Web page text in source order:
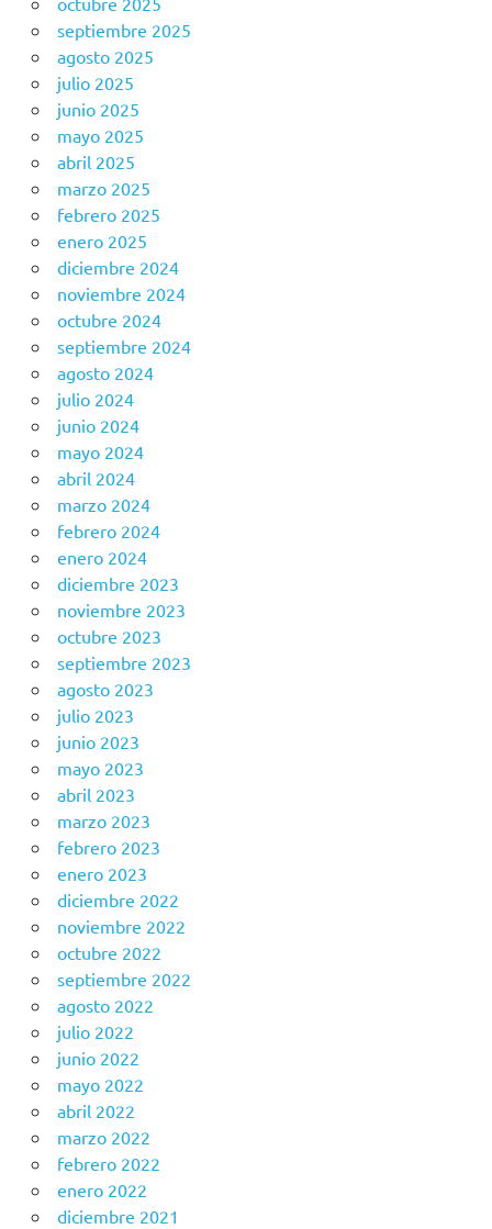
septiembre 2025
agosto 2025
julio 2025
junio 2025
mayo 2025
abril 2025
marzo 2025
febrero 2025
enero 2025
diciembre 2024
noviembre 2024
octubre 2024
septiembre 2024
agosto 2024
julio 2024
junio 2024
mayo 2024
abril 2024
marzo 2024
febrero 2024
enero 2024
diciembre 2023
noviembre 2023
octubre 2023
septiembre 2023
agosto 2023
julio 2023
junio 2023
mayo 2023
abril 2023
marzo 2023
febrero 2023
enero 2023
diciembre 2022
noviembre 2022
octubre 2022
septiembre 2022
agosto 2022
julio 2022
junio 2022
mayo 2022
abril 2022
marzo 2022
febrero 2022
enero 2022
diciembre 2021